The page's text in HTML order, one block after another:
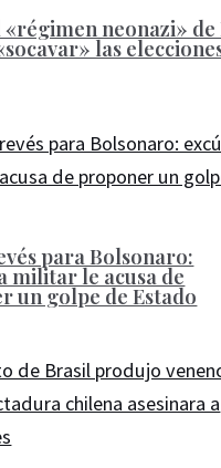
neonazi» de
las
para Bolsonaro:
militar le acusa de
un golpe de Estado